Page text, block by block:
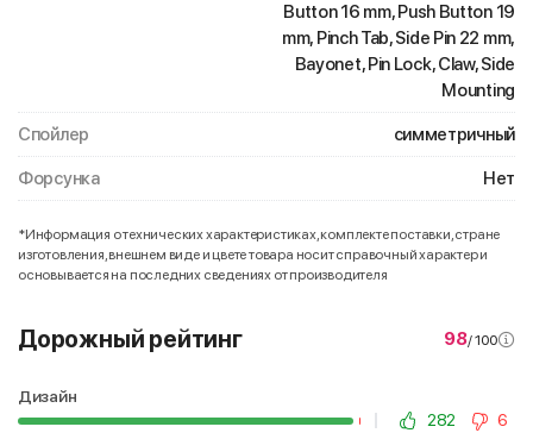
Button 16 mm, Push Button 19
mm, Pinch Tab, Side Pin 22 mm,
Bayonet, Pin Lock, Claw, Side
Mounting
Спойлер симметричный
Форсунка Нет
*Информация о технических характеристиках, комплекте поставки, стране
изготовления, внешнем виде и цвете товара носит справочный характер и
основывается на последних сведениях от производителя
Дорожный рейтинг 98/ 100
Дизайн
282
6